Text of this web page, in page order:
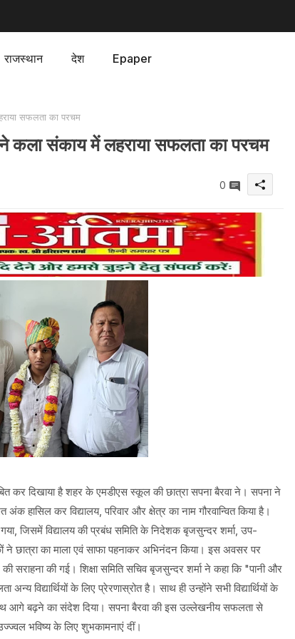
राजस्थान देश Epaper
सफलता का परचम
कला संकाय में लहराया सफलता का परचम
0
कर दिखाया है शहर के एमडीएस स्कूल की छात्रा सपना बैरवा ने। सपना ने
अंक हासिल कर विद्यालय, परिवार और क्षेत्र का नाम गौरवान्वित किया है।
जिसमें विद्यालय की प्रबंध समिति के निदेशक बृजसुन्दर शर्मा, उप-
ने छात्रा का माला एवं साफा पहनाकर अभिनंदन किया। इस अवसर पर
सराहना की गई। शिक्षा समिति सचिव बृजसुन्दर शर्मा ने कहा कि "पानी और
विद्यार्थियों के लिए प्रेरणास्रोत है। साथ ही उन्होंने सभी विद्यार्थियों के
आगे बढ़ने का संदेश दिया। सपना बैरवा की इस उल्लेखनीय सफलता से
उज्ज्वल भविष्य के लिए शुभकामनाएं दीं।